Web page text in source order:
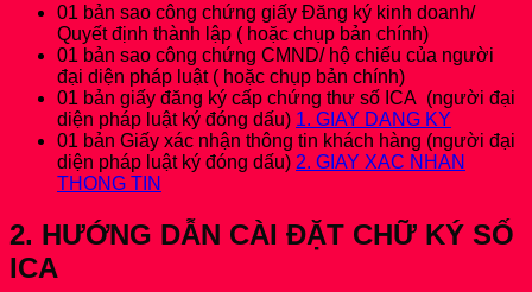
01 bản sao công chứng giấy Đăng ký kinh doanh/
Quyết định thành lập ( hoặc chụp bản chính)
01 bản sao công chứng CMND/ hộ chiếu của người
đại diện pháp luật ( hoặc chụp bản chính)
01 bản giấy đăng ký cấp chứng thư số ICA (người đại
diện pháp luật ký đóng dấu) 1. GIAY DANG KY
01 bản Giấy xác nhận thông tin khách hàng (người đại
diện pháp luật ký đóng dấu) 2. GIAY XAC NHAN
THONG TIN
2. HƯỚNG DẪN CÀI ĐẶT CHỮ KÝ SỐ
ICA